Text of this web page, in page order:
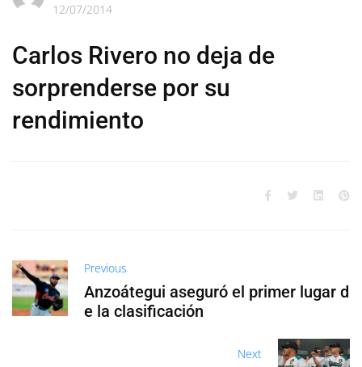
12/07/2014
Carlos Rivero no deja de
sorprenderse por su
rendimiento
Previous
Anzoátegui aseguró el primer lugar d
e la clasificación
Next